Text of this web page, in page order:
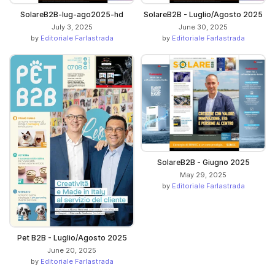
SolareB2B-lug-ago2025-hd
July 3, 2025
by Editoriale Farlastrada
SolareB2B - Luglio/Agosto 2025
June 30, 2025
by Editoriale Farlastrada
Pet B2B - Luglio/Agosto 2025
June 20, 2025
by Editoriale Farlastrada
SolareB2B - Giugno 2025
May 29, 2025
by Editoriale Farlastrada